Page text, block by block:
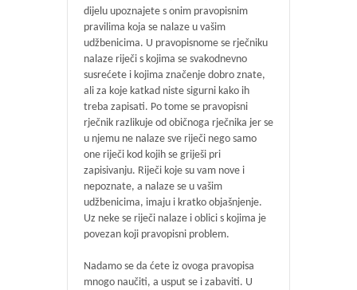
dijelu upoznajete s onim pravopisnim
pravilima koja se nalaze u vašim
udžbenicima. U pravopisnome se rječniku
nalaze riječi s kojima se svakodnevno
susrećete i kojima značenje dobro znate,
ali za koje katkad niste sigurni kako ih
treba zapisati. Po tome se pravopisni
rječnik razlikuje od običnoga rječnika jer se
u njemu ne nalaze sve riječi nego samo
one riječi kod kojih se griješi pri
zapisivanju. Riječi koje su vam nove i
nepoznate, a nalaze se u vašim
udžbenicima, imaju i kratko objašnjenje.
Uz neke se riječi nalaze i oblici s kojima je
povezan koji pravopisni problem.
Nadamo se da ćete iz ovoga pravopisa
mnogo naučiti, a usput se i zabaviti. U